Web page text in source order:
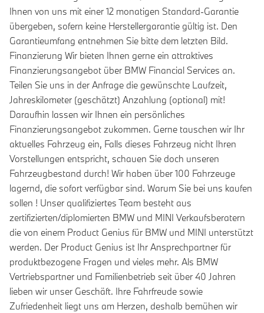
Ihnen von uns mit einer 12 monatigen Standard-Garantie
übergeben, sofern keine Herstellergarantie gültig ist. Den
Garantieumfang entnehmen Sie bitte dem letzten Bild.
Finanzierung Wir bieten Ihnen gerne ein attraktives
Finanzierungsangebot über BMW Financial Services an.
Teilen Sie uns in der Anfrage die gewünschte Laufzeit,
Jahreskilometer (geschätzt) Anzahlung (optional) mit!
Daraufhin lassen wir Ihnen ein persönliches
Finanzierungsangebot zukommen. Gerne tauschen wir Ihr
aktuelles Fahrzeug ein, Falls dieses Fahrzeug nicht Ihren
Vorstellungen entspricht, schauen Sie doch unseren
Fahrzeugbestand durch! Wir haben über 100 Fahrzeuge
lagernd, die sofort verfügbar sind. Warum Sie bei uns kaufen
sollen ! Unser qualifiziertes Team besteht aus
zertifizierten/diplomierten BMW und MINI Verkaufsberatern
die von einem Product Genius für BMW und MINI unterstützt
werden. Der Product Genius ist Ihr Ansprechpartner für
produktbezogene Fragen und vieles mehr. Als BMW
Vertriebspartner und Familienbetrieb seit über 40 Jahren
lieben wir unser Geschäft. Ihre Fahrfreude sowie
Zufriedenheit liegt uns am Herzen, deshalb bemühen wir